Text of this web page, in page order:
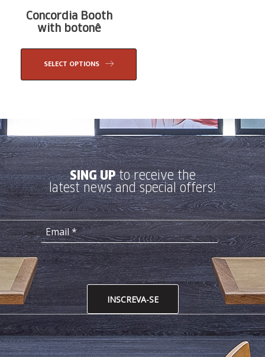
Concordia Booth
with botonê
SELECT OPTIONS
SING UPto receive the
latest news and special offers!
INSCREVA-SE